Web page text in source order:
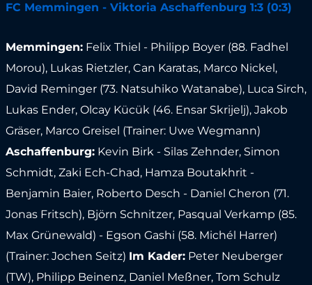
FC Memmingen - Viktoria Aschaffenburg 1:3 (0:3)
Memmingen:Felix Thiel - Philipp Boyer (88. Fadhel
Morou), Lukas Rietzler, Can Karatas, Marco Nickel,
David Reminger (73. Natsuhiko Watanabe), Luca Sirch,
Lukas Ender, Olcay Kücük (46. Ensar Skrijelj), Jakob
Gräser, Marco Greisel (Trainer: Uwe Wegmann)
Aschaffenburg:Kevin Birk - Silas Zehnder, Simon
Schmidt, Zaki Ech-Chad, Hamza Boutakhrit -
Benjamin Baier, Roberto Desch - Daniel Cheron (71.
Jonas Fritsch), Björn Schnitzer, Pasqual Verkamp (85.
Max Grünewald) - Egson Gashi (58. Michél Harrer)
(Trainer: Jochen Seitz) Im Kader:Peter Neuberger
(TW), Philipp Beinenz, Daniel Meßner, Tom Schulz